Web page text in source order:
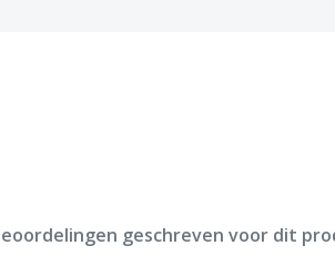
geschreven voor dit